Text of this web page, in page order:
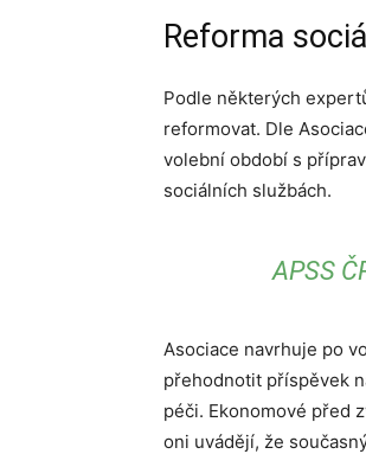
Reforma
Podle některých
reformovat. Dle
volební období s
sociálních službách.
APSS
Asociace navrhuje po
přehodnotit příspěvek
péči. Ekonomové před
oni uvádějí, že